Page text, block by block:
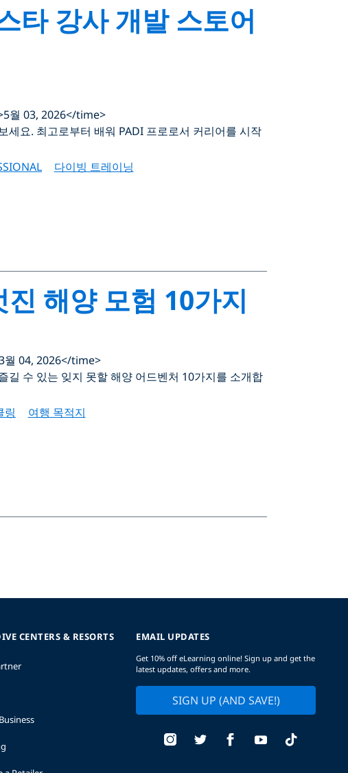
타 강사 개발 스토어
월 03, 2026</time>
요. 최고로부터 배워 PADI 프로로서 커리어를 시작
다이빙 트레이닝
해양 모험 10가지
04, 2026</time>
길 수 있는 잊지 못할 해양 어드벤처 10가지를 소개합
링 여행 목적지
EMAIL UPDATES
Get 10% off eLearning online! Sign up and get the
latest updates, offers and more.
SIGN UP (AND SAVE!)
CENTERS & RESORTS